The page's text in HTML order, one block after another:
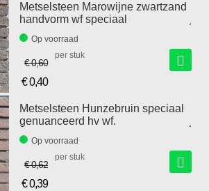
Metselsteen Marowijne zwartzand
handvorm wf speciaal
Op voorraad
€ 0,60
prijs
€ 0,40
per stuk
Metselsteen Hunzebruin speciaal
genuanceerd hv wf.
Op voorraad
€ 0,62
€ 0,39
per stuk